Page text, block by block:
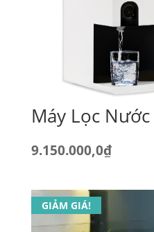
Máy Lọc
Giá
là:
11.190.000,0₫.
9.150.000,0₫Giá
tại
GIẢM GIÁ!